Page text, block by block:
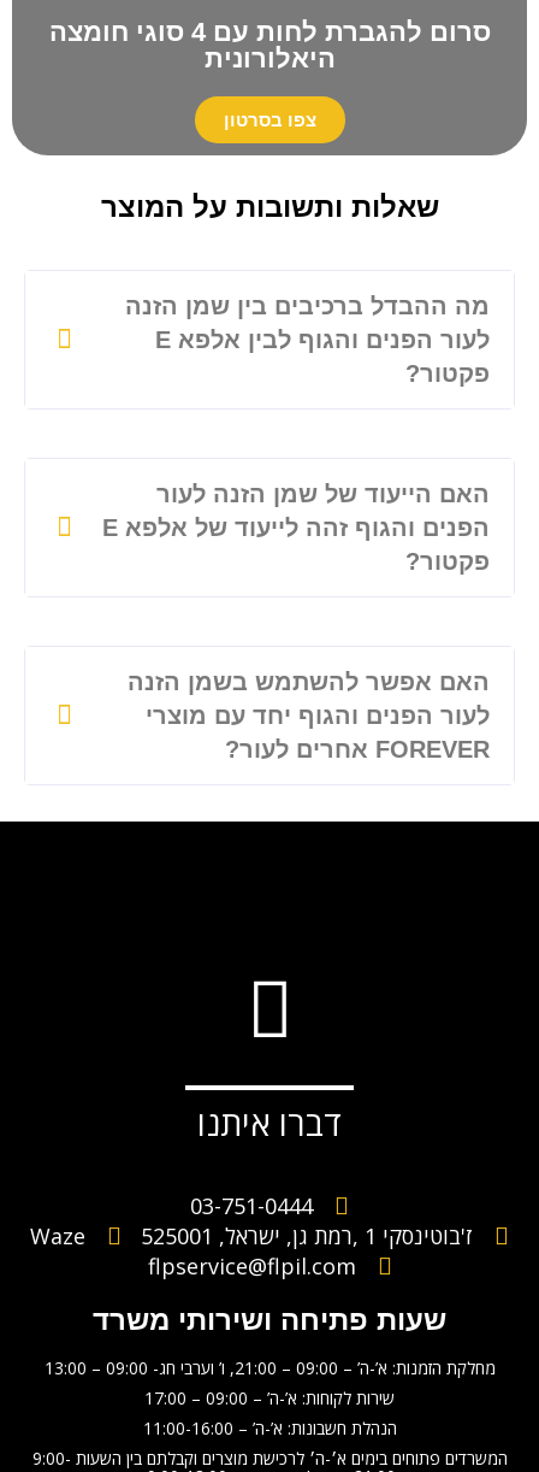
סרום להגברת לחות עם 4 סוגי חומצה
היאלורונית
צפו בסרטון
שאלות ותשובות על המוצר
מה ההבדל ברכיבים בין שמן הזנה
לעור הפנים והגוף לבין אלפא E
פקטור?
האם הייעוד של שמן הזנה לעור
הפנים והגוף זהה לייעוד של אלפא E
פקטור?
האם אפשר להשתמש בשמן הזנה
לעור הפנים והגוף יחד עם מוצרי
FOREVER אחרים לעור?
דברו איתנו
03-751-0444
ז'בוטינסקי 1 ,רמת גן, ישראל, 525001
Waze
flpservice@flpil.com
שעות פתיחה ושירותי משרד
מחלקת הזמנות: א’-ה’ – 09:00 – 21:00, ו’ וערבי חג- 09:00 – 13:00
שירות לקוחות: א’-ה’ – 09:00 – 17:00
הנהלת חשבונות: א’-ה’ – 11:00-16:00
המשרדים פתוחים בימים א׳-ה׳ לרכישת מוצרים וקבלתם בין השעות 9:00-